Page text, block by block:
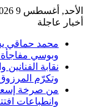
الأحد, أغسطس 9 2026
أخبار عاجلة
محمد حماقي
وبوسي
نقابة
وتكرّم
من صرخة
وانطباعات